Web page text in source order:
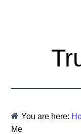
You are here:
Mẹ